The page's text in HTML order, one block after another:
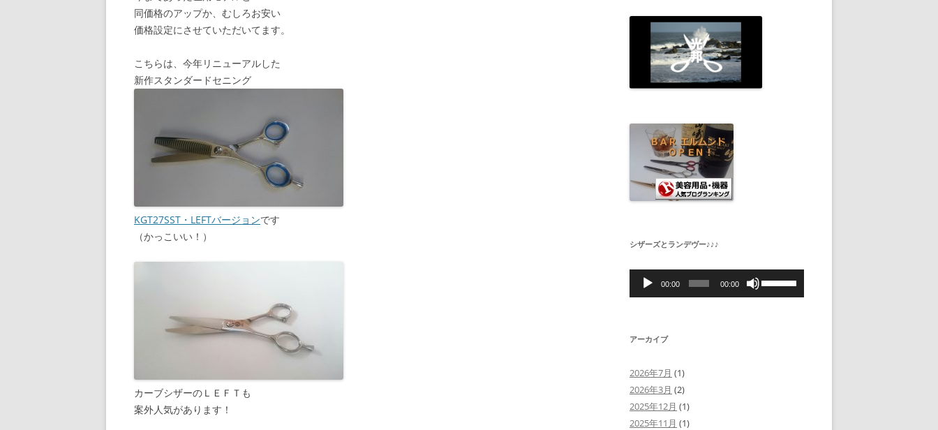
同価格のアップか、むしろお安い
価格設定にさせていただいてます。
こちらは、今年リニューアルした
新作スタンダードセニング
KGT27SST・LEFTバージョンです
（かっこいい！）
カーブシザーのＬＥＦＴも
案外人気があります！
シザーズとランデヴー♪♪♪
音
00:00 00:00
リ
アーカイブ
2026年7月 (1)
2026年3月 (2)
2025年12月 (1)
2025年11月 (1)